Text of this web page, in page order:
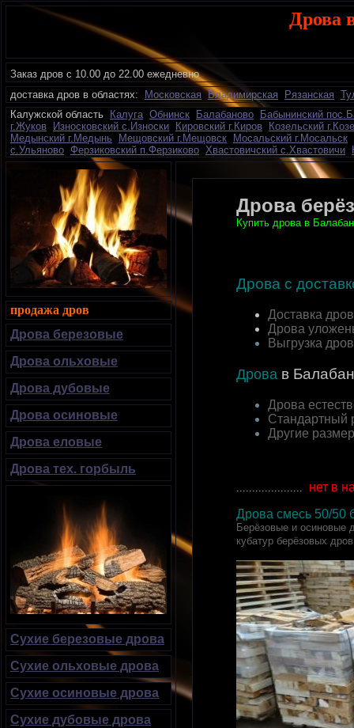
Дрова
Заказ дров с 10.00 до 22.00 ежедневно
доставка дров в областях:
Московская Владимирская Рязанская
Калужской область Калуга Обнинск Балабаново
Бабынинский
г.Жуков
Износковский с.Износки Кировский г.Киров
Козельский
Медынский г.Медынь
Мещовский г.Мещовск
Мосальский г.Мосальск
с.Ульяново Ферзиковский п.Ферзиково Хвастовичский с.Хвастовичи
Дрова
Купить дрова в
Дрова с
Доставка дров
Дрова
Выгрузка
Дрова в
Дрова
Стандартный
Другие
нет в
Дрова смесь 50/50
Берёзовые и осиновые
кубатур берёзовых
продажа дров
Дрова березовые
Дрова ольховые
Дрова дубовые
Дрова осиновые
Дрова еловые
Дрова тех. горбыль
Сухие березовые дрова
Сухие ольховые дрова
Сухие осиновые дрова
Сухие дубовые дрова